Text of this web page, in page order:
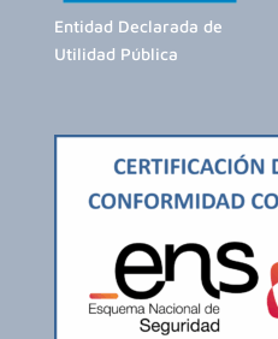
Entidad Declarada de
Utilidad Pública